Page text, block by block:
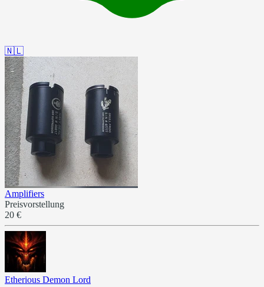
🇳🇱
Amplifiers
Preisvorstellung
20 €
Etherious Demon Lord